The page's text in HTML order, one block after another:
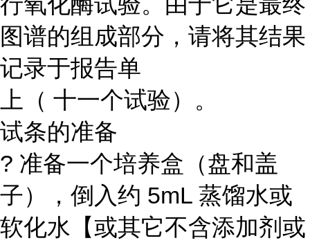
图谱的组成部分，请将其结果
记录于报告单
上（ 十一个试验）。
试条的准备
? 准备一个培养盒（盘和盖
子），倒入约 5mL 蒸馏水或
软化水【或其它不含添加剂或